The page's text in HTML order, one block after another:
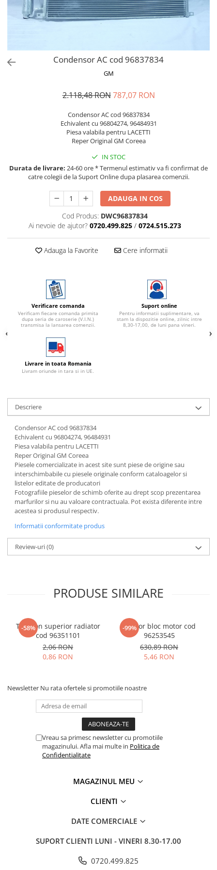
MOVANO
VIVARO
Mazda CX-80 KL
prezent
VITARA 2015-prezent
VITARA Hybrid 48V 2020-prezent
SPARK M300 2010-2018
Condensor AC cod 96837834
GM
2.118,48 RON 787,07 RON
Condensor AC cod 96837834
Echivalent cu 96804274, 96484931
Piesa valabila pentru LACETTI
Reper Original GM Coreea
IN STOC
Durata de livrare: 24-60 ore * Termenul estimativ va fi confirmat de
catre colegii de la Suport Online dupa plasarea comenzii.
ADAUGA IN COS
Cod Produs: DWC96837834
Ai nevoie de ajutor? 0720.499.825 / 0724.515.273
Adauga la Favorite Cere informatii
Verificare comanda
Verificam fiecare comanda primita
dupa seria de caroserie (V.I.N.)
transmisa la lansarea comenzii.
Suport online
Pentru informatii suplimentare, va
stam la dispozitie online, zilnic intre
8,30-17,00, de luni pana vineri.
Livrare in toata Romania
Livram oriunde in tara si in UE.
Descriere
Condensor AC cod 96837834
Echivalent cu 96804274, 96484931
Piesa valabila pentru LACETTI
Reper Original GM Coreea
Piesele comercializate in acest site sunt piese de origine sau
interschimbabile cu piesele originale conform cataloagelor si
listelor editate de producatori
Fotografiile pieselor de schimb oferite au drept scop prezentarea
marfurilor si nu au valoare contractuala. Pot exista diferente intre
acestea si produsul respectiv.
Informatii conformitate produs
Review-uri(0)
PRODUSE SIMILARE
-58%
Tampon superior radiator
cod 96351101
2,06 RON
0,86 RON
-99%
Senzor bloc motor cod
96253545
630,89 RON
5,46 RON
Newsletter Nu rata ofertele si promotiile noastre
Vreau sa primesc newsletter cu promotiile
magazinului. Afla mai multe in Politica de
Confidentialitate
MAGAZINUL MEU
CLIENTI
DATE COMERCIALE
SUPORT CLIENTI LUNI - VINERI 8.30-17.00
0720.499.825